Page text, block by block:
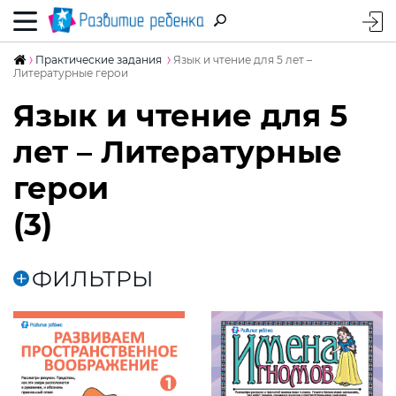
Практические задания
Язык и чтение для 5 лет –
Литературные герои
Язык и чтение для 5
лет – Литературные
герои
(3)
ФИЛЬТРЫ